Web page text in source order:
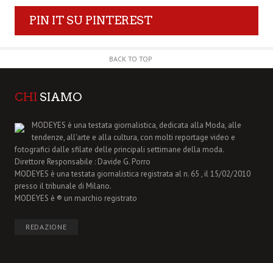
PIN IT SU PINTEREST
BACK TO TOP
CHI SIAMO
MODEYES è una testata giornalistica, dedicata alla Moda, alle
tendenze, all'arte e alla cultura, con molti reportage video e
fotografici dalle sfilate delle principali settimane della moda.
Direttore Responsabile : Davide G. Porro
MODEYES è una testata giornalistica registrata al n. 65 , il 15/02/2010
presso il tribunale di Milano.
MODEYES è ® un marchio registrato
REDAZIONE